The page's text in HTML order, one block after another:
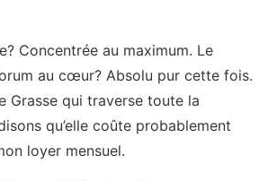
Concentrée au maximum. Le
au cœur? Absolu pur cette fois.
Grasse qui traverse toute la
qu’elle coûte probablement
loyer mensuel.